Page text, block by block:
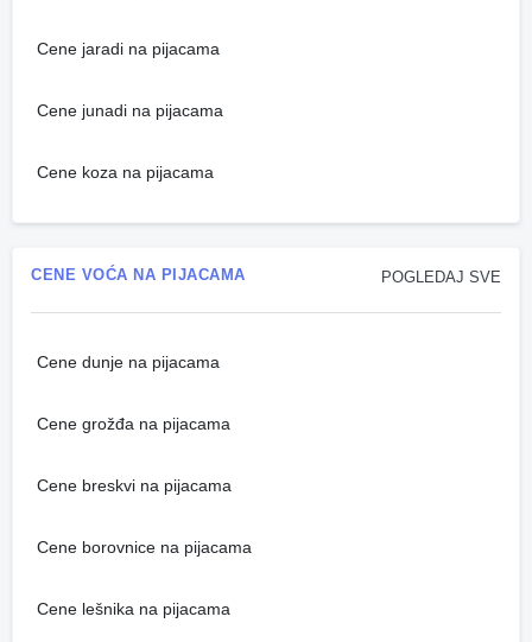
Cene jaradi na pijacama
Cene junadi na pijacama
Cene koza na pijacama
POGLEDAJ SVE
CENE VOĆA NA PIJACAMA
Cene dunje na pijacama
Cene grožđa na pijacama
Cene breskvi na pijacama
Cene borovnice na pijacama
Cene lešnika na pijacama